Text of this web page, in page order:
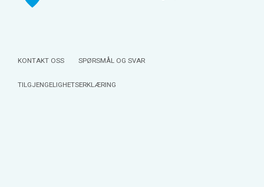
KONTAKT OSS SPØRSMÅL OG SVAR
TILGJENGELIGHETSERKLÆRING